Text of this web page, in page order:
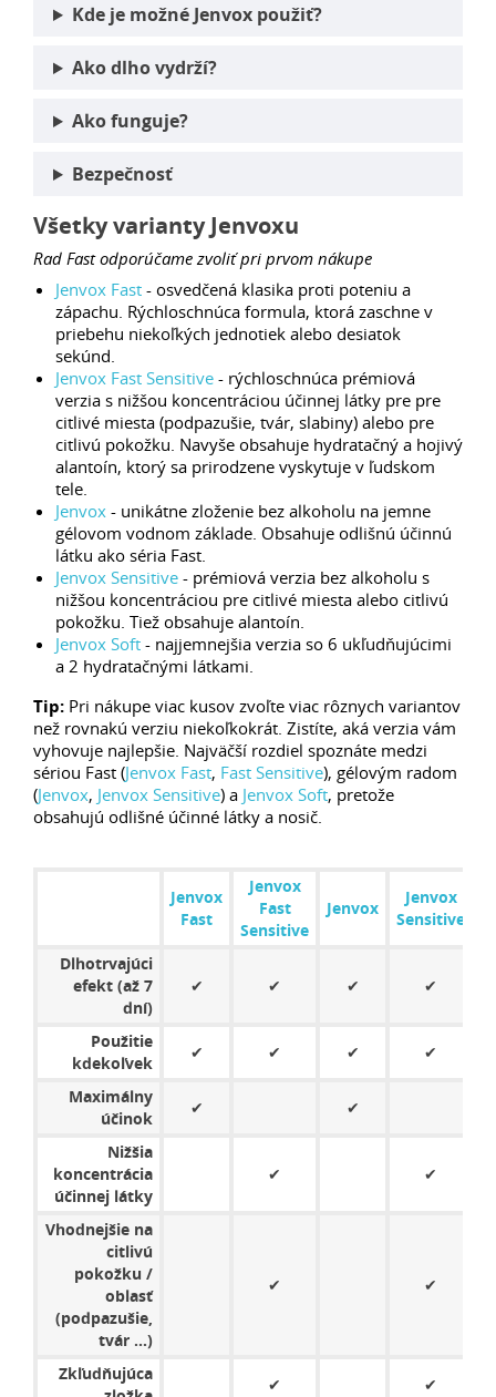
Kde je možné Jenvox použiť?
Ako dlho vydrží?
Ako funguje?
Bezpečnosť
Všetky varianty Jenvoxu
Rad Fast odporúčame zvoliť pri prvom nákupe
Jenvox Fast - osvedčená klasika proti poteniu a
zápachu. Rýchloschnúca formula, ktorá zaschne v
priebehu niekoľkých jednotiek alebo desiatok
sekúnd.
Jenvox Fast Sensitive - rýchloschnúca prémiová
verzia s nižšou koncentráciou účinnej látky pre pre
citlivé miesta (podpazušie, tvár, slabiny) alebo pre
citlivú pokožku. Navyše obsahuje hydratačný a hojivý
alantoín, ktorý sa prirodzene vyskytuje v ľudskom
tele.
Jenvox - unikátne zloženie bez alkoholu na jemne
gélovom vodnom základe. Obsahuje odlišnú účinnú
látku ako séria Fast.
Jenvox Sensitive - prémiová verzia bez alkoholu s
nižšou koncentráciou pre citlivé miesta alebo citlivú
pokožku. Tiež obsahuje alantoín.
Jenvox Soft - najjemnejšia verzia so 6 ukľudňujúcimi
a 2 hydratačnými látkami.
Tip: Pri nákupe viac kusov zvoľte viac rôznych variantov
než rovnakú verziu niekoľkokrát. Zistíte, aká verzia vám
vyhovuje najlepšie. Najväčší rozdiel spoznáte medzi
sériou Fast (Jenvox Fast, Fast Sensitive), gélovým radom
(Jenvox, Jenvox Sensitive) a Jenvox Soft, pretože
obsahujú odlišné účinné látky a nosič.
Jenvox
Fast
Jenvox
Fast
Sensitive
Jenvox
Jenvox
Sensitive
Dlhotrvajúci
efekt (až 7
dní)
✔ ✔ ✔ ✔
Použitie
kdekoľvek
✔ ✔ ✔ ✔
Maximálny
účinok
✔ ✔
Nižšia
koncentrácia
účinnej látky
✔ ✔
Vhodnejšie na
citlivú
pokožku /
oblasť
(podpazušie,
tvár ...)
✔ ✔
Zkľudňujúca
✔ ✔